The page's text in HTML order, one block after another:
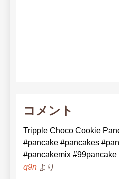
コメント
Tripple Choco Cookie
#pancake #pancakes
#pancakemix #99pancake
q9n より